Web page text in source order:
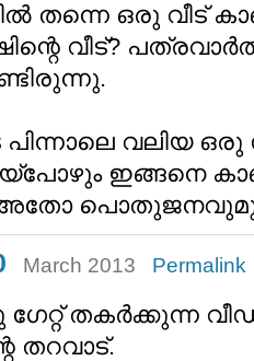
തന്നെ ഒരു വീട്
വീട്?
വലിയ
ഇങ്ങനെ
അതോ
March 2013 Permalink
തകര്‍ക്കുന്ന
തറവാട്.